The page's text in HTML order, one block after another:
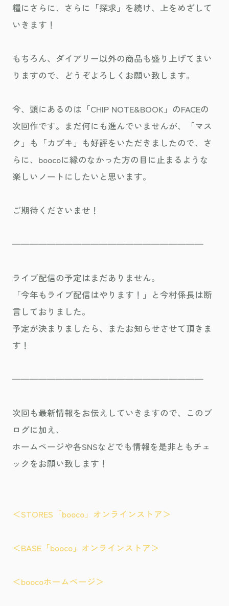
糧にさらに、さらに「探求」を続け、上をめざして
いきます！
もちろん、ダイアリー以外の商品も盛り上げてまい
りますので、どうぞよろしくお願い致します。
今、頭にあるのは「CHIP NOTE&BOOK」のFACEの
次回作です。まだ何にも進んでいませんが、「マス
ク」も「カブキ」も好評をいただきましたので、さ
らに、boocoに縁のなかった方の目に止まるような
楽しいノートにしたいと思います。
ご期待くださいませ！
——————————————————————
ライブ配信の予定はまだありません。
「今年もライブ配信はやります！」と今村係長は断
言しておりました。
予定が決まりましたら、またお知らせさせて頂きま
す！
——————————————————————
次回も最新情報をお伝えしていきますので、このブ
ログに加え、
ホームページや各SNSなどでも情報を是非ともチェ
ックをお願い致します！
＜STORES「booco」オンラインストア＞
＜BASE「booco」オンラインストア＞
＜boocoホームページ＞